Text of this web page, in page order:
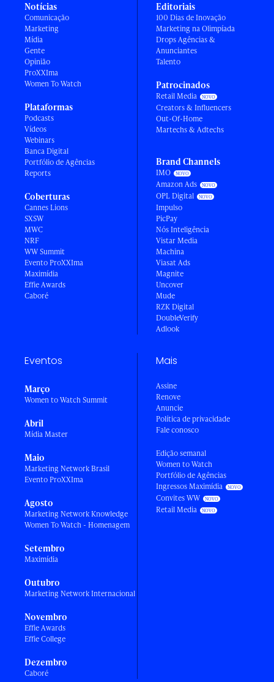
Notícias
Comunicação
Marketing
Mídia
Gente
Opinião
ProXXIma
Women To Watch
Plataformas
Podcasts
Vídeos
Webinars
Banca Digital
Portfólio de Agências
Reports
Coberturas
Cannes Lions
SXSW
MWC
NRF
WW Summit
Evento ProXXIma
Maximídia
Effie Awards
Caboré
Editoriais
100 Dias de Inovação
Marketing na Olimpíada
Drops Agências &
Anunciantes
Talento
Patrocinados
Retail Media
Creators & Influencers
Out-Of-Home
Martechs & Adtechs
Brand Channels
IMO
Amazon Ads
OPL Digital
Impulso
PicPay
Nós Inteligência
Vistar Media
Machina
Viasat Ads
Magnite
Uncover
Mude
RZK Digital
DoubleVerify
Adlook
Eventos
Março
Women to Watch Summit
Abril
Mídia Master
Maio
Marketing Network Brasil
Evento ProXXIma
Agosto
Marketing Network Knowledge
Women To Watch - Homenagem
Setembro
Maximídia
Outubro
Marketing Network Internacional
Novembro
Effie Awards
Effie College
Dezembro
Caboré
Mais
Assine
Renove
Anuncie
Política de privacidade
Fale conosco
Edição semanal
Women to Watch
Portfólio de Agências
Ingressos Maximídia
Convites WW
Retail Media